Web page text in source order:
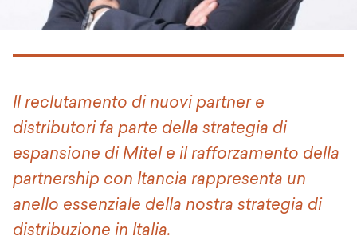
Il reclutamento di nuovi partner e
distributori fa parte della strategia di
espansione di Mitel e il rafforzamento della
partnership con Itancia rappresenta un
anello essenziale della nostra strategia di
distribuzione in Italia.